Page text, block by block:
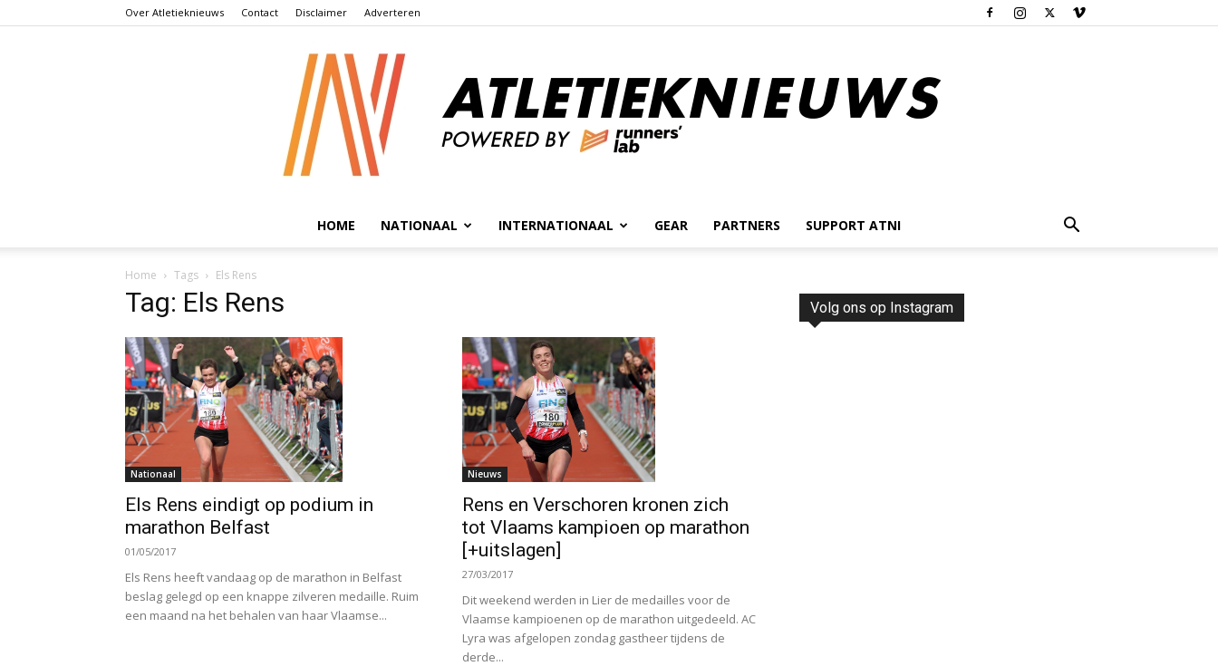
Over Atletieknieuws Contact Disclaimer Adverteren
HOME NATIONAAL INTERNATIONAAL GEAR PARTNERS SUPPORT ATNI
Home Tags Els Rens
Tag: Els Rens
Nationaal
Els Rens eindigt op podium in
marathon Belfast
01/05/2017
Els Rens heeft vandaag op de marathon in Belfast
beslag gelegd op een knappe zilveren medaille. Ruim
een maand na het behalen van haar Vlaamse...
Nieuws
Rens en Verschoren kronen zich
tot Vlaams kampioen op marathon
[+uitslagen]
27/03/2017
Dit weekend werden in Lier de medailles voor de
Vlaamse kampioenen op de marathon uitgedeeld. AC
Lyra was afgelopen zondag gastheer tijdens de
derde...
Volg ons op Instagram